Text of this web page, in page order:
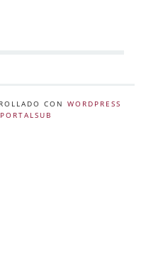
CON WORDPRESS